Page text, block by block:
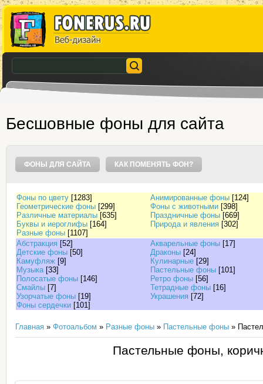
Бесшовные фоны для сайта
ФОНЫ ДЛЯ САЙТА КАК ПОМЕНЯТЬ ФОН?
Фоны по цвету [1283] Анимированные фоны [124]
Геометрические фоны [299] Фоны с животными [398]
Различные материалы [635] Праздничные фоны [669]
Буквы и иероглифы [164] Природа и явления [302]
Разные фоны [1107]
Абстракция [52] Акварельные фоны [17]
Детские фоны [50] Драконы [24]
Камуфляж [9] Кулинарные [29]
Музыка [33] Пастельные фоны [101]
Полосатые фоны [146] Ретро фоны [56]
Смайлы [7] Тетрадные фоны [16]
Узорчатые фоны [19] Украшения [72]
Фоны сердечки [101]
Главная » Фотоальбом » Разные фоны » Пастельные фоны »
Пастельные фоны,